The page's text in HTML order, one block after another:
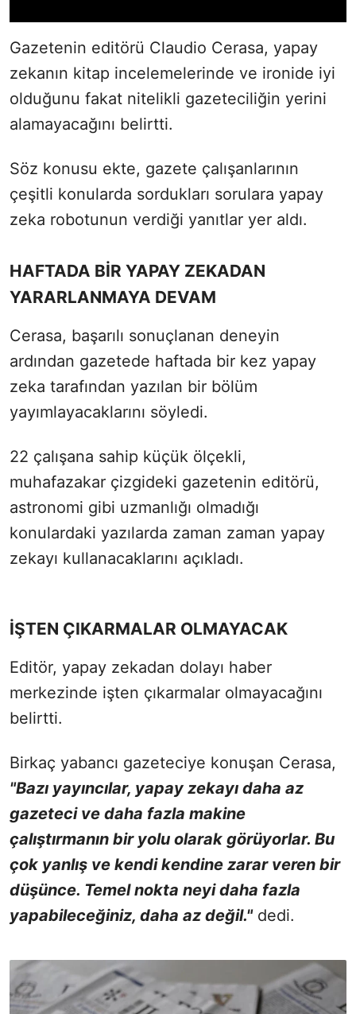
Gazetenin editörü Claudio Cerasa, yapay
zekanın kitap incelemelerinde ve ironide iyi
olduğunu fakat nitelikli gazeteciliğin yerini
alamayacağını belirtti.
Söz konusu ekte, gazete çalışanlarının
çeşitli konularda sordukları sorulara yapay
zeka robotunun verdiği yanıtlar yer aldı.
HAFTADA BİR YAPAY ZEKADAN
YARARLANMAYA DEVAM
Cerasa, başarılı sonuçlanan deneyin
ardından gazetede haftada bir kez yapay
zeka tarafından yazılan bir bölüm
yayımlayacaklarını söyledi.
22 çalışana sahip küçük ölçekli,
muhafazakar çizgideki gazetenin editörü,
astronomi gibi uzmanlığı olmadığı
konulardaki yazılarda zaman zaman yapay
zekayı kullanacaklarını açıkladı.
İŞTEN ÇIKARMALAR OLMAYACAK
Editör, yapay zekadan dolayı haber
merkezinde işten çıkarmalar olmayacağını
belirtti.
Birkaç yabancı gazeteciye konuşan Cerasa,
"Bazı yayıncılar, yapay zekayı daha az
gazeteci ve daha fazla makine
çalıştırmanın bir yolu olarak görüyorlar. Bu
çok yanlış ve kendi kendine zarar veren bir
düşünce. Temel nokta neyi daha fazla
yapabileceğiniz, daha az değil."dedi.